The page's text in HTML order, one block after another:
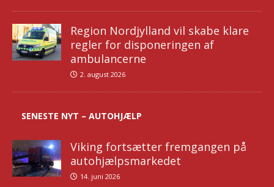
Region Nordjylland vil skabe klare
regler for disponeringen af
ambulancerne
2. august 2026
SENESTE NYT – AUTOHJÆLP
Viking fortsætter fremgangen på
autohjælpsmarkedet
14. juni 2026